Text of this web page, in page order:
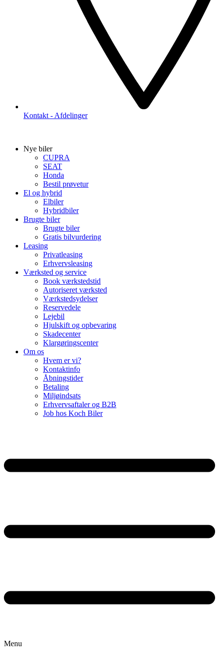
Kontakt - Afdelinger
Nye biler
CUPRA
SEAT
Honda
Bestil prøvetur
El og hybrid
Elbiler
Hybridbiler
Brugte biler
Brugte biler
Gratis bilvurdering
Leasing
Privatleasing
Erhvervsleasing
Værksted og service
Book værkstedstid
Autoriseret værksted
Værkstedsydelser
Reservedele
Lejebil
Hjulskift og opbevaring
Skadecenter
Klargøringscenter
Om os
Hvem er vi?
Kontaktinfo
Åbningstider
Betaling
Miljøindsats
Erhvervsaftaler og B2B
Job hos Koch Biler
Menu